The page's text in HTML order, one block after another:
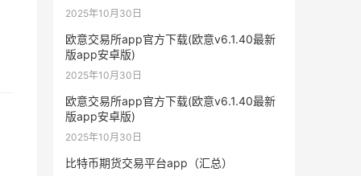
2025年10月30日
欧意交易所app官方下载(欧意v6.1.40最新
版app安卓版)
2025年10月30日
欧意交易所app官方下载(欧意v6.1.40最新
版app安卓版)
2025年10月30日
比特币期货交易平台app（汇总）